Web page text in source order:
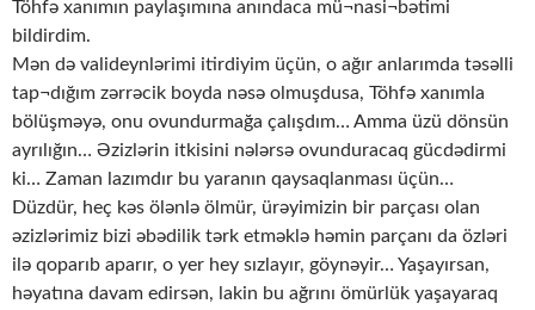
Töhfə xanımın paylaşımına anındaca mü¬nasi¬bətimi
bildirdim.
Mən də valideynlərimi itirdiyim üçün, o ağır anlarımda təsəlli
tap¬dığım zərrəcik boyda nəsə olmuşdusa, Töhfə xanımla
bölüşməyə, onu ovundurmağa çalışdım… Amma üzü dönsün
ayrılığın… Əzizlərin itkisini nələrsə ovunduracaq gücdədirmi
ki… Zaman lazımdır bu yaranın qaysaqlanması üçün…
Düzdür, heç kəs ölənlə ölmür, ürəyimizin bir parçası olan
əzizlərimiz bizi əbədilik tərk etməklə həmin parçanı da özləri
ilə qoparıb aparır, o yer hey sızlayır, göynəyir… Yaşayırsan,
həyatına davam edirsən, lakin bu ağrını ömürlük yaşayaraq